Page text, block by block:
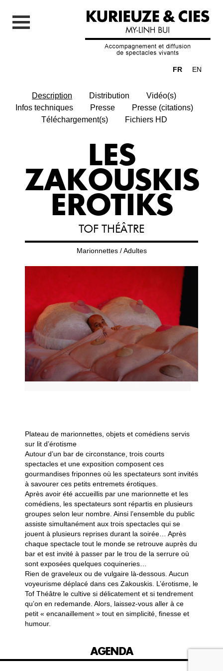
FR EN
Description Distribution
Vidéo(s)
Infos techniques
Presse
Presse (citations)
Téléchargement(s)
Fichiers HD
LES
ZAKOUSKIS
EROTIKS
TOF THÉÂTRE
Marionnettes / Adultes
Plateau de marionnettes, objets et comédiens servis
sur lit d’érotisme
Autour d’un bar de circonstance, trois courts
spectacles et une exposition composent ces
gourmandises friponnes où les spectateurs sont invités
à savourer ces petits entremets érotiques.
Après avoir été accueillis par une marionnette et les
comédiens, les spectateurs sont répartis en plusieurs
groupes selon leur nombre. Ainsi l’ensemble du public
assiste simultanément aux trois spectacles qui se
jouent à plusieurs reprises durant la soirée… Après
chaque spectacle tout le monde se retrouve auprès du
bar et est invité à passer par le trou de la serrure où
sont exposées quelques coquineries…
Rien de graveleux ou de vulgaire là-dessous. Aucun
voyeurisme déplacé dans ces Zakouskis. L’érotisme, le
Tof Théâtre le cultive si délicatement et si tendrement
qu’on en redemande. Alors, laissez-vous aller à ce
petit « encanaillement » tout en simplicité, finesse et
humour.
AGENDA